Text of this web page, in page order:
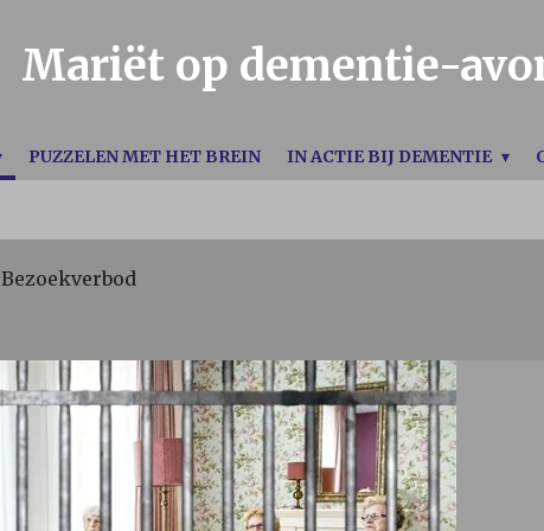
Mariët op dementie-
PUZZELEN MET HET BREIN IN ACTIE BIJ DEMENTIE
Bezoekverbod